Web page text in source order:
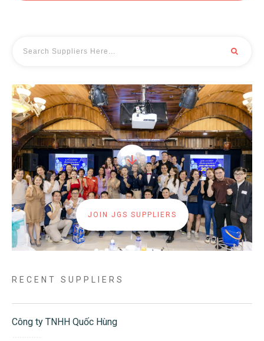
JOIN JGS SUPPLIERS
RECENT SUPPLIERS
Công ty TNHH Quốc Hùng